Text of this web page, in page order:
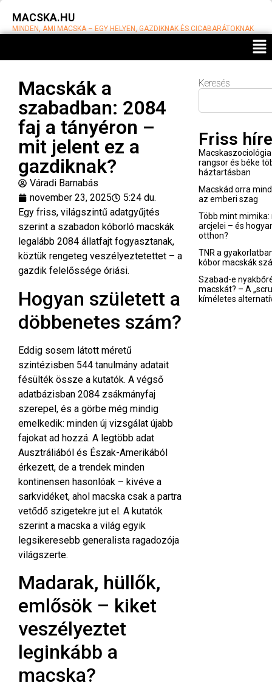
MACSKA.HU
MINDEN, AMI MACSKA – EGY HELYEN, GAZDIKNAK ÉS CICABARÁTOKNAK
Macskák a
szabadban: 2084
faj a tányéron –
mit jelent ez a
gazdiknak?
Váradi Barnabás
november 23, 2025
5:24 du.
Egy friss, világszintű adatgyűjtés
szerint a szabadon kóborló macskák
legalább 2084 állatfajt fogyasztanak,
köztük rengeteg veszélyeztetettet – a
gazdik felelőssége óriási.
Hogyan született a
döbbenetes szám?
Eddig sosem látott méretű
szintézisben 544 tanulmány adatait
fésülték össze a kutatók. A végső
adatbázisban 2084 zsákmányfaj
szerepel, és a görbe még mindig
emelkedik: minden új vizsgálat újabb
fajokat ad hozzá. A legtöbb adat
Ausztráliából és Észak-Amerikából
érkezett, de a trendek minden
kontinensen hasonlóak – kivéve a
sarkvidéket, ahol macska csak a partra
vetődő szigetekre jut el. A kutatók
szerint a macska a világ egyik
legsikeresebb generalista ragadozója
világszerte.
Madarak, hüllők,
emlősök – kiket
veszélyeztet
leginkább a
macska?
Keresés
Friss
rangsor és béke
háztartásban
Macskád orra
az emberi szag
Több mint mimika:
arcjelei – és
otthon?
TNR a
kóbor macskák
Szabad-e
macskát? – A
kíméletes